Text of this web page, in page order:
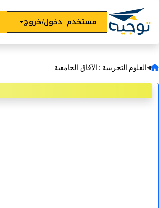
مستخدم: دخول/خروج
◂العلوم التجريبية : الآفاق الجامعية